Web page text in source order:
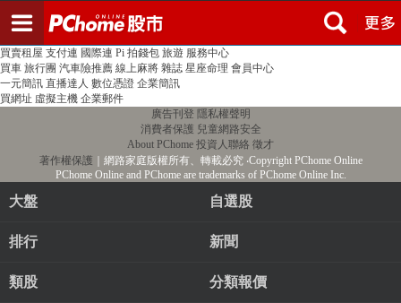
PChome首頁 線上購物 24h購物 書店
買賣租屋 支付連 國際連 Pi 拍錢包 旅遊 服務中心
買車 旅行團 汽車險推薦 線上麻將 雜誌 星座命理 會員中心
一元簡訊 直播達人 數位憑證 企業簡訊
買網址 虛擬主機 企業郵件
廣告刊登 隱私權聲明
消費者保護 兒童網路安全
About PChome 投資人聯絡 徵才
著作權保護 ｜網路家庭版權所有、轉載必究‧Copyright PChome Online
PChome Online and PChome are trademarks of PChome Online Inc.
大盤 自選股
排行 新聞
類股 分類報價